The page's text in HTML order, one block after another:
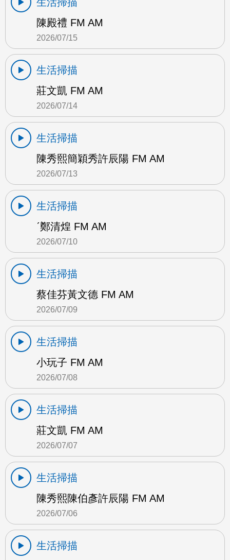
陳殿禮 FM AM
2026/07/15
生活掃描
莊文凱 FM AM
2026/07/14
生活掃描
陳秀熙簡穎秀許辰陽 FM AM
2026/07/13
生活掃描
ˊ鄭清煌 FM AM
2026/07/10
生活掃描
蔡佳芬黃文德 FM AM
2026/07/09
生活掃描
小玩子 FM AM
2026/07/08
生活掃描
莊文凱 FM AM
2026/07/07
生活掃描
陳秀熙陳伯彥許辰陽 FM AM
2026/07/06
生活掃描